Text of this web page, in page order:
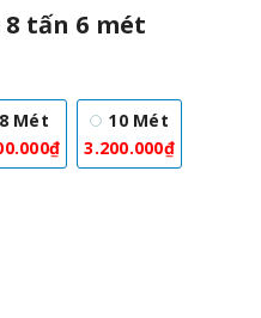
8 tấn 6 mét
8 Mét
10 Mét
3.200.000₫